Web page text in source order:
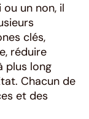
un non, il
clés,
réduire
plus long
Chacun de
et des